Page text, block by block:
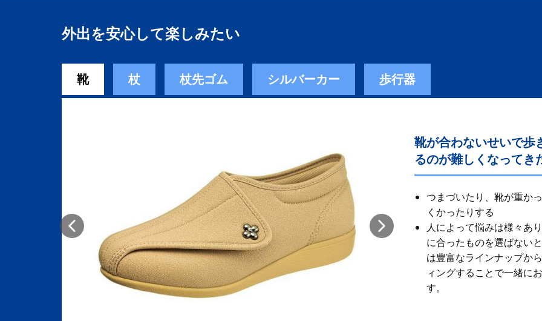
外出を安心して楽しみたい
靴 杖 杖先ゴム シルバーカー 歩行器
靴が合わないせいで歩
るのが難しくなってき
つまづいたり、靴が重か
くかったりする
人によって悩みは様々あ
に合ったものを選ばない
は豊富なラインナップか
ィングすることで一緒に
す。